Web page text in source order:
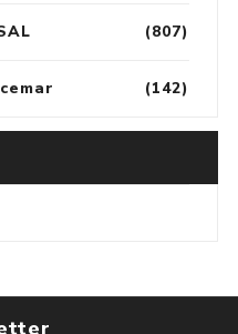
(807)
(142)